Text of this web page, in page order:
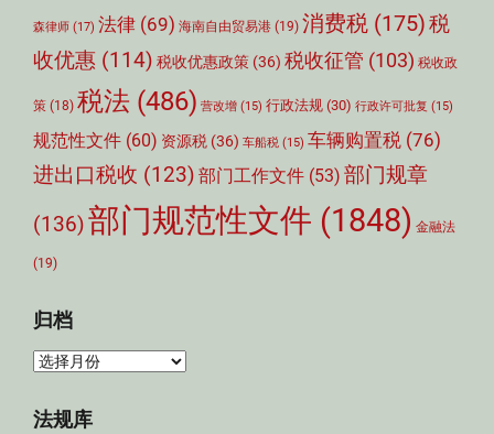
森律师 (17) 法律 (69) 海南自由贸易港 (19) 消费税 (175)税
收优惠 (114) 税收优惠政策 (36) 税收征管 (103) 税收政
策 (18) 税法 (486) 营改增 (15) 行政法规 (30) 行政许可批复 (15)
规范性文件 (60) 资源税 (36) 车船税 (15) 车辆购置税 (76)
进出口税收 (123) 部门工作文件 (53) 部门规章
(136)部门规范性文件 (1848) 金融法
(19)
归档
归
法规库